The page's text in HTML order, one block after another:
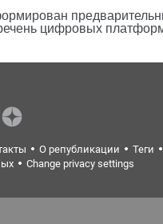
цифровых
О републикации
Теги
Change privacy settings